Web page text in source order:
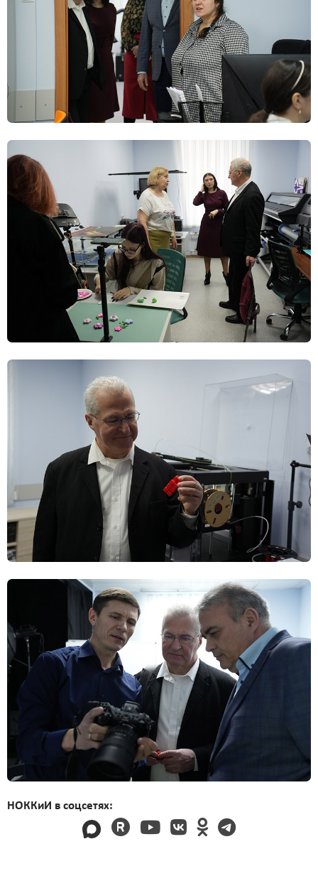
НОККиИ в соцсетях: